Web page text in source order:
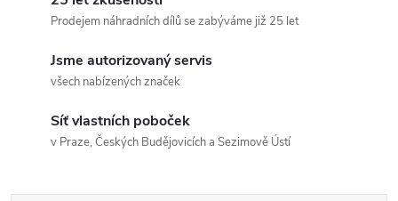
Prodejem náhradních dílů se zabýváme již 25 let
Jsme autorizovaný servis
všech nabízených značek
Síť vlastních poboček
v Praze, Českých Budějovicích a Sezimově Ústí